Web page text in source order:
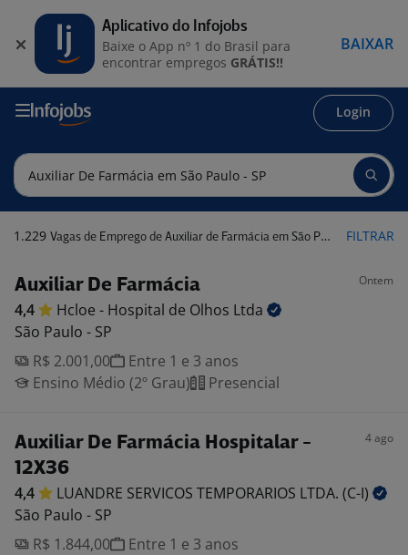
Login
1.229 Vagas de Emprego de Auxiliar de Farmácia em São Paulo - SP FILTRAR
Auxiliar De Farmácia Ontem
4,4 Hcloe - Hospital de Olhos Ltda
São Paulo - SP
R$ 2.001,00
Entre 1 e 3 anos
Ensino Médio (2º Grau)
Presencial
Auxiliar De Farmácia Hospitalar -
12X36
4 ago
4,4 LUANDRE SERVICOS TEMPORARIOS LTDA. (C-I)
São Paulo - SP
R$ 1.844,00
Entre 1 e 3 anos
Aplicativo do Infojobs
Baixe o App nº 1 do Brasil para
encontrar empregos GRÁTIS!!
BAIXAR